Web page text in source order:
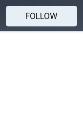
FOLLOW